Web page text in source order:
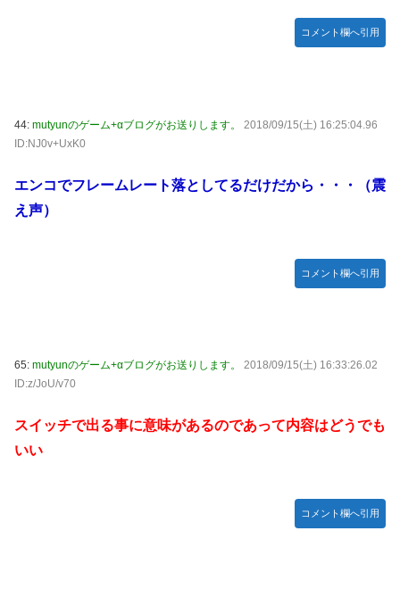
コメント欄へ引用
44: mutyunのゲーム+αブログがお送りします。
2018/09/15(土) 16:25:04.96
ID:NJ0v+UxK0
エンコでフレームレート落としてるだけだから・・・（震
え声）
コメント欄へ引用
65: mutyunのゲーム+αブログがお送りします。
2018/09/15(土) 16:33:26.02
ID:z/JoU/v70
スイッチで出る事に意味があるのであって内容はどうでも
いい
コメント欄へ引用